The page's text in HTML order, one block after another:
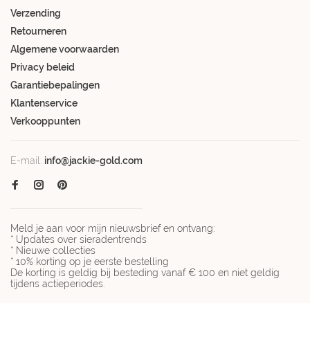
Verzending
Retourneren
Algemene voorwaarden
Privacy beleid
Garantiebepalingen
Klantenservice
Verkooppunten
E-mail: info@jackie-gold.com
Meld je aan voor mijn nieuwsbrief en ontvang:
* Updates over sieradentrends
* Nieuwe collecties
* 10% korting op je eerste bestelling
De korting is geldig bij besteding vanaf € 100 en niet geldig
tijdens actieperiodes.